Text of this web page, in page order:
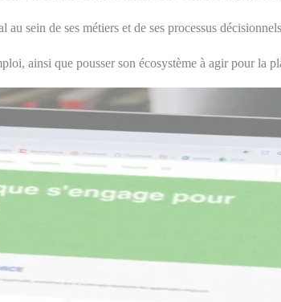
au sein de ses métiers et de ses processus
ainsi que pousser son écosystème à agir pour la